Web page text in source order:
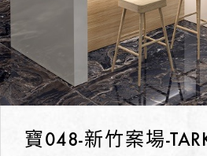
寶048-新竹案場-